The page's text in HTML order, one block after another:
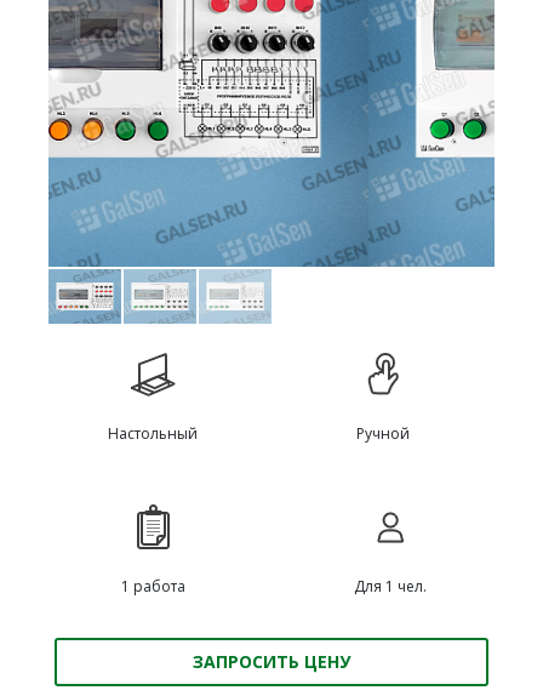
Настольный Ручной
1 работа Для 1 чел.
ЗАПРОСИТЬ ЦЕНУ